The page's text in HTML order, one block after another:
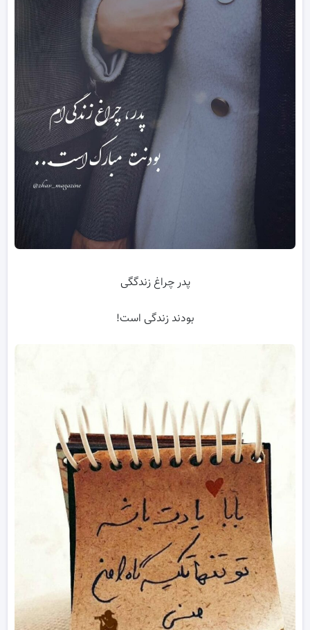
پدر چراغ زندگگی
بودند زندگی است!